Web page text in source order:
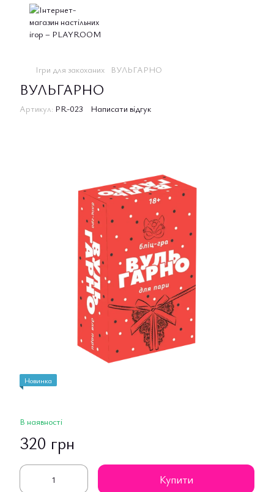
Ігри для закоханих ВУЛЬГАРНО
ВУЛЬГАРНО
Артикул: PR-023 Написати відгук
Новинка
В наявності
320 грн
Купити